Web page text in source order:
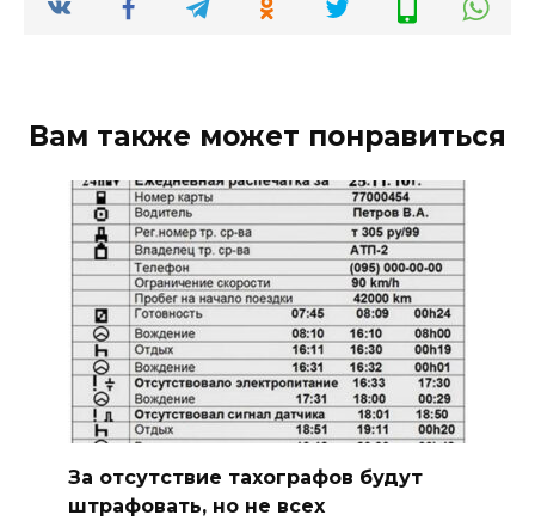
Вам также может понравиться
За отсутствие тахографов будут
штрафовать, но не всех